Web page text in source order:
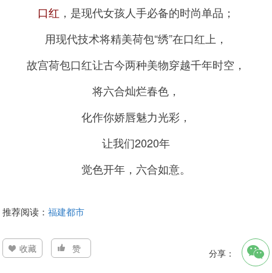
口红 ，是现代女孩人手必备的时尚单品；
用现代技术将精美荷包“绣”在口红上，
故宫荷包口红让古今两种美物穿越千年时空，
将六合灿烂春色，
化作你娇唇魅力光彩，
让我们2020年
觉色开年，六合如意。
推荐阅读：福建都市
收藏 赞 分享：